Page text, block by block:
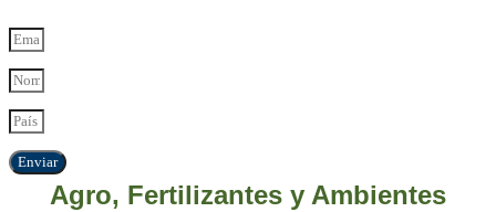
Enviar
Agro, Fertilizantes y Ambientes